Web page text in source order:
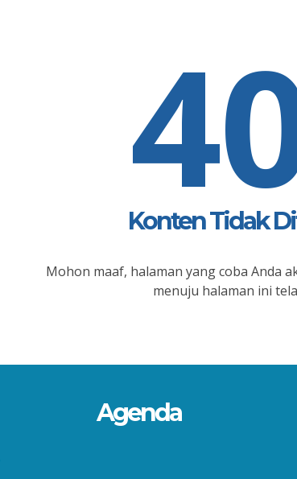
Konten Tidak
Mohon maaf, halaman yang coba Anda
menuju halaman ini
Agenda